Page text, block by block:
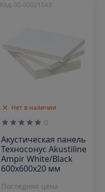
Нет в наличии
Код: 00-00021643
0
Акустическая панель
Техносонус Akustiline
Ampir White/Black
600х600х20 мм
Последняя цена